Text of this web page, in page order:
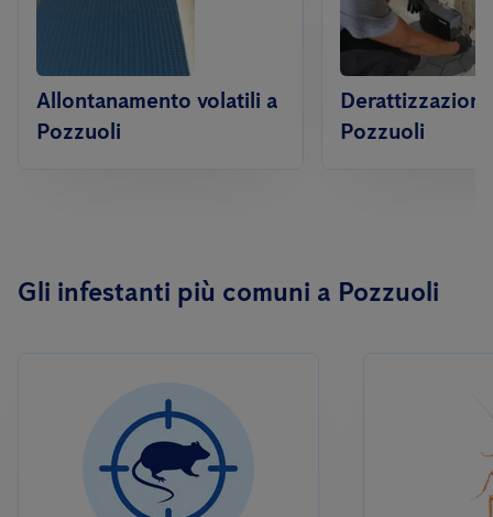
Allontanamento volatili a
Pozzuoli
Pozzuoli
Gli infestanti più comuni a Pozzuoli